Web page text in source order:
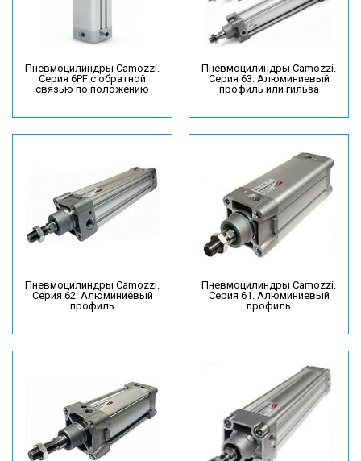
Пневмоцилиндры Camozzi.
Серия 6PF с обратной
связью по положению
Пневмоцилиндры Camozzi.
Серия 63. Алюминиевый
профиль или гильза
Пневмоцилиндры Camozzi.
Серия 62. Алюминиевый
профиль
Пневмоцилиндры Camozzi.
Серия 61. Алюминиевый
профиль